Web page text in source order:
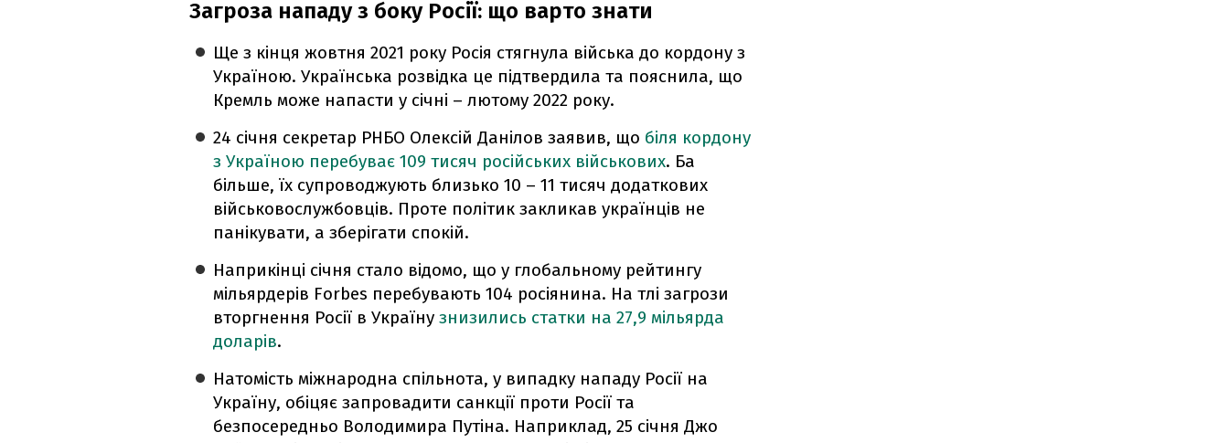
Загроза нападу з боку Росії: що варто знати
Ще з кінця жовтня 2021 року Росія стягнула війська до кордону з
Україною. Українська розвідка це підтвердила та пояснила, що
Кремль може напасти у січні – лютому 2022 року.
24 січня секретар РНБО Олексій Данілов заявив, що біля кордону
з Україною перебуває 109 тисяч російських військових. Ба
більше, їх супроводжують близько 10 – 11 тисяч додаткових
військовослужбовців. Проте політик закликав українців не
панікувати, а зберігати спокій.
Наприкінці січня стало відомо, що у глобальному рейтингу
мільярдерів Forbes перебувають 104 росіянина. На тлі загрози
вторгнення Росії в Україну знизились статки на 27,9 мільярда
доларів.
Натомість міжнародна спільнота, у випадку нападу Росії на
Україну, обіцяє запровадити санкції проти Росії та
безпосередньо Володимира Путіна. Наприклад, 25 січня Джо